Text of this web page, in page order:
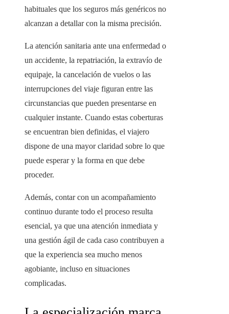
habituales que los seguros más genéricos no
alcanzan a detallar con la misma precisión.
La atención sanitaria ante una enfermedad o
un accidente, la repatriación, la extravío de
equipaje, la cancelación de vuelos o las
interrupciones del viaje figuran entre las
circunstancias que pueden presentarse en
cualquier instante. Cuando estas coberturas
se encuentran bien definidas, el viajero
dispone de una mayor claridad sobre lo que
puede esperar y la forma en que debe
proceder.
Además, contar con un acompañamiento
continuo durante todo el proceso resulta
esencial, ya que una atención inmediata y
una gestión ágil de cada caso contribuyen a
que la experiencia sea mucho menos
agobiante, incluso en situaciones
complicadas.